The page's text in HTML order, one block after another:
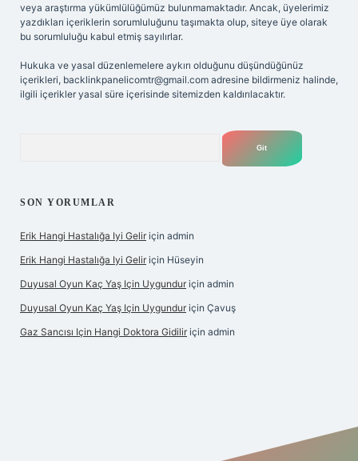
veya araştırma yükümlülüğümüz bulunmamaktadır. Ancak, üyelerimiz
yazdıkları içeriklerin sorumluluğunu taşımakta olup, siteye üye olarak
bu sorumluluğu kabul etmiş sayılırlar.
Hukuka ve yasal düzenlemelere aykırı olduğunu düşündüğünüz
içerikleri, backlinkpanelicomtr@gmail.com adresine bildirmeniz halinde,
ilgili içerikler yasal süre içerisinde sitemizden kaldırılacaktır.
SON YORUMLAR
Erik Hangi Hastalığa Iyi Gelir için admin
Erik Hangi Hastalığa Iyi Gelir için Hüseyin
Duyusal Oyun Kaç Yaş Için Uygundur için admin
Duyusal Oyun Kaç Yaş Için Uygundur için Çavuş
Gaz Sancısı Için Hangi Doktora Gidilir için admin